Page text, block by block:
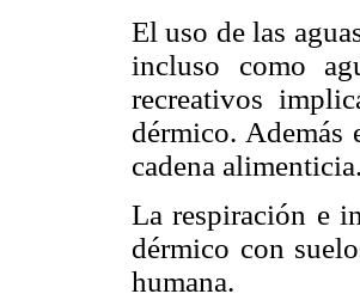
El uso de las
incluso como
recreativos
dérmico. Además
cadena alimenticia.
La respiración e
dérmico con
humana.